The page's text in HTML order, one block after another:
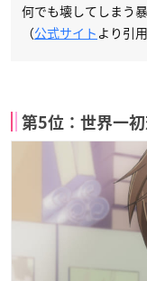
何でも壊してしまう
（公式サイト より引用
第5位：世界一